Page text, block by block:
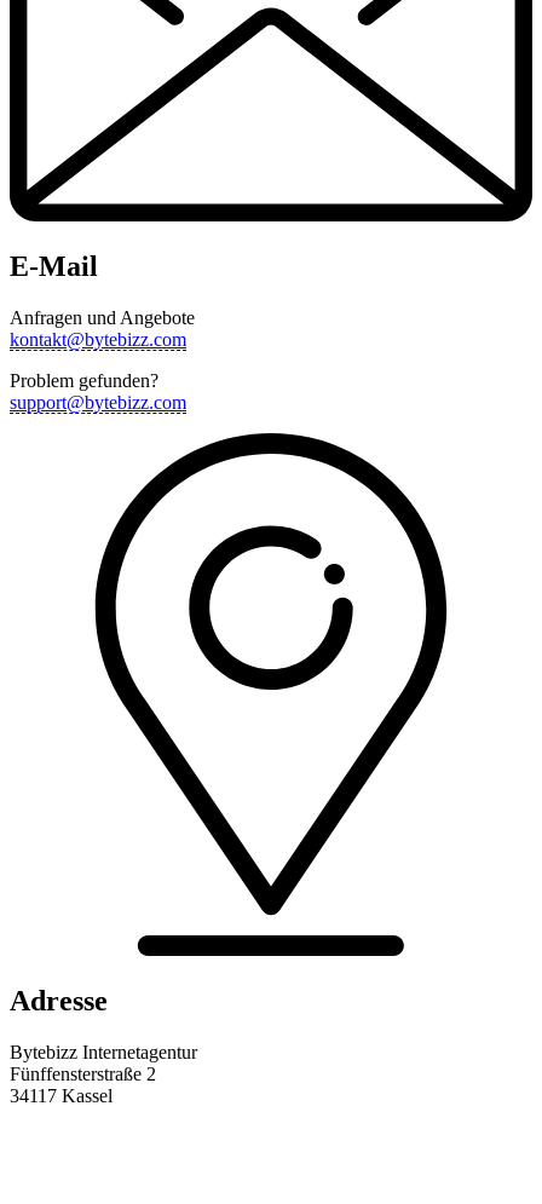
E-Mail
Anfragen und Angebote
kontakt@bytebizz.com
Problem gefunden?
support@bytebizz.com
Adresse
Bytebizz Internetagentur
Fünffensterstraße 2
34117 Kassel